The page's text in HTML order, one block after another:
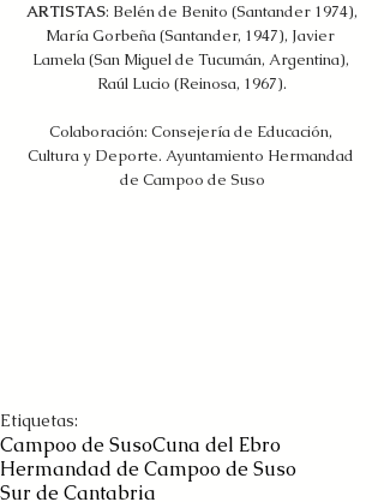
ARTISTAS: Belén de Benito (Santander 1974),
María Gorbeña (Santander, 1947), Javier
Lamela (San Miguel de Tucumán, Argentina),
Raúl Lucio (Reinosa, 1967).
Colaboración: Consejería de Educación,
Cultura y Deporte. Ayuntamiento Hermandad
de Campoo de Suso
Etiquetas:
Campoo de SusoCuna del Ebro
Hermandad de Campoo de Suso
Sur de Cantabria